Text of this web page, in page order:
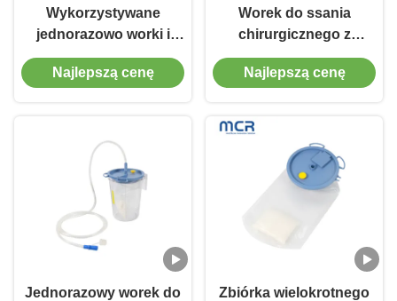
Wykorzystywane
jednorazowo worki i
pojemniki do wciągania
z utwardzaczem
Najlepszą cenę
Worek do ssania
chirurgicznego z
pojemnikiem
przeciwprzepływowym i
etylenu - 1500 ml/2500
Najlepszą cenę
Jednorazowy worek do
Zbiórka wielokrotnego